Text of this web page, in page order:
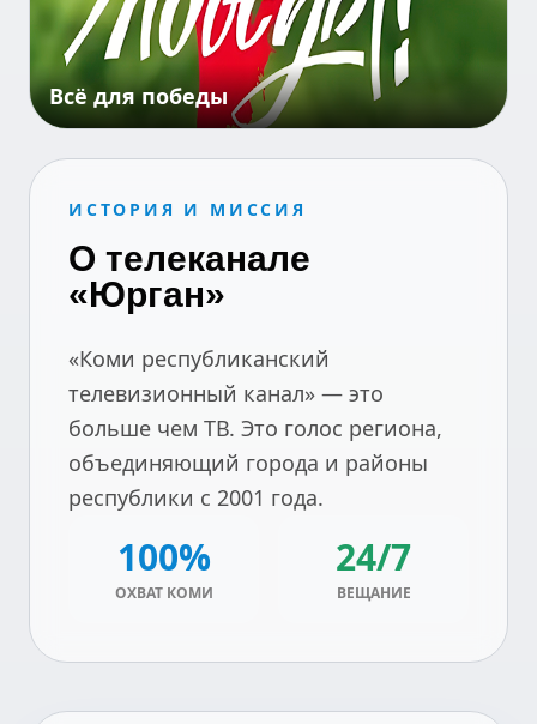
Всё для победы
ИСТОРИЯ И МИССИЯ
О телеканале
«Юрган»
«Коми республиканский
телевизионный канал» — это
больше чем ТВ. Это голос региона,
объединяющий города и районы
республики с 2001 года.
100%
ОХВАТ КОМИ
24/7
ВЕЩАНИЕ